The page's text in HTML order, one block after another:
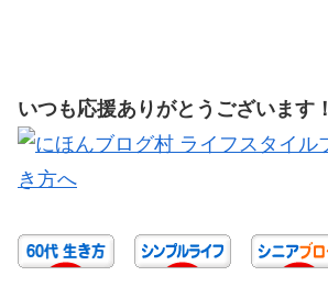
いつも応援ありがとうございます！